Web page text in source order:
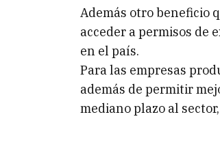
Además otro beneficio
acceder a permisos de
en el país.
Para las empresas
además de permitir
mediano plazo al